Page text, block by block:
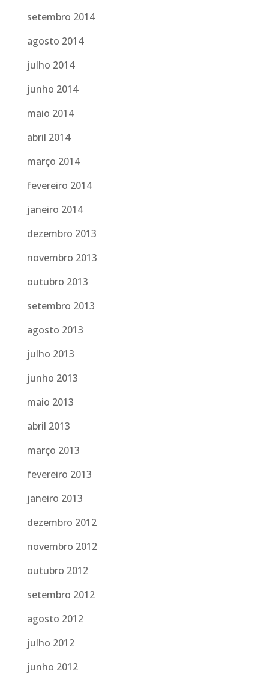
setembro 2014
agosto 2014
julho 2014
junho 2014
maio 2014
abril 2014
março 2014
fevereiro 2014
janeiro 2014
dezembro 2013
novembro 2013
outubro 2013
setembro 2013
agosto 2013
julho 2013
junho 2013
maio 2013
abril 2013
março 2013
fevereiro 2013
janeiro 2013
dezembro 2012
novembro 2012
outubro 2012
setembro 2012
agosto 2012
julho 2012
junho 2012